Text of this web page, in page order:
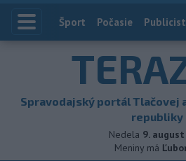
Index
Šport Počasie
Spravodajský portál Tlačovej
republiky
Nedela 9.
Meniny má